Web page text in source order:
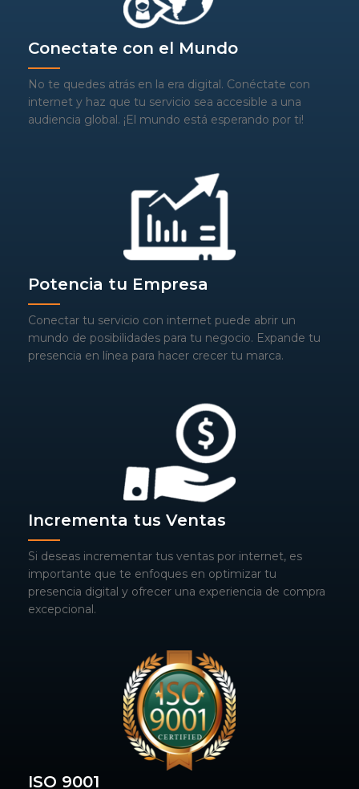
Conectate con el Mundo
No te quedes atrás en la era digital. Conéctate con
internet y haz que tu servicio sea accesible a una
audiencia global. ¡El mundo está esperando por ti!
Potencia tu Empresa
Conectar tu servicio con internet puede abrir un
mundo de posibilidades para tu negocio. Expande tu
presencia en línea para hacer crecer tu marca.
Incrementa tus Ventas
Si deseas incrementar tus ventas por internet, es
importante que te enfoques en optimizar tu
presencia digital y ofrecer una experiencia de compra
excepcional.
ISO 9001